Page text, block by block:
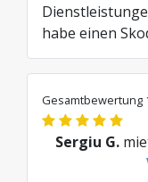
habe einen
stattdessen
Mercedes C-
erhalten! Eine
kann es nur
Übersetzt aus RO
Gesamtbewertung
Sergiu G.